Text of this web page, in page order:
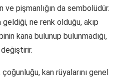
ve pişmanlığın da sembolüdür.
geldiği, ne renk olduğu, akıp
kana bulunup bulunmadığı,
kan rüyalarını genel